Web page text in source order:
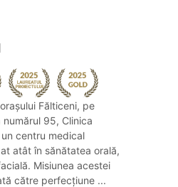
Fălticeni, pe
95, Clinica
centru medical
atât în sănătatea orală,
Misiunea acestei
către perfecțiune ...